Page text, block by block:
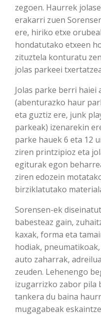
zegoen. Haurrek
erakarri zuen
ere, hiriko etxe
hondatutako etxeen
zituztela konturatu
jolas parkeei
Jolas parke berri
(abenturazko haur
eta guztiz ere, junk
parkeak) izenarekin
parke hauek 6 eta 12
ziren printzipioz eta
egiturak egon
ziren edozein
birziklatutako
Sorensen-ek
babesteaz gain,
kaxak, forma eta
hodiak,
auto zaharrak,
zeuden. Lehenengo
izugarrizko zabor pila
tankera du baina
mugagabeak